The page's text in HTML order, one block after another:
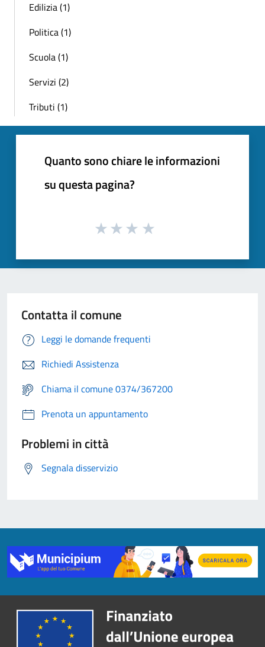
Edilizia (1)
Politica (1)
Scuola (1)
Servizi (2)
Tributi (1)
Quanto sono chiare le informazioni
su questa pagina?
Contatta il comune
Leggi le domande frequenti
Richiedi Assistenza
Chiama il comune 0374/367200
Prenota un appuntamento
Problemi in città
Segnala disservizio